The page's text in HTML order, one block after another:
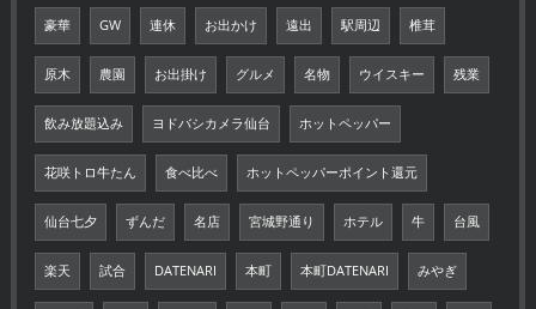
豪華 GW 連休 お出かけ 遠出 駅周辺 椎茸
原木 農園 お出掛け グルメ 名物 ウイスキー 残業
飲み放題込み ヨドバシカメラ仙台 ホットペッパー
花咲トロ牛たん 食べ比べ ホットペッパーポイント還元
仙台七夕 ずんだ 名店 宮城野通り ホテル 牛 台風
楽天 試合 DATENARI 本町 本町DATENARI みやぎ